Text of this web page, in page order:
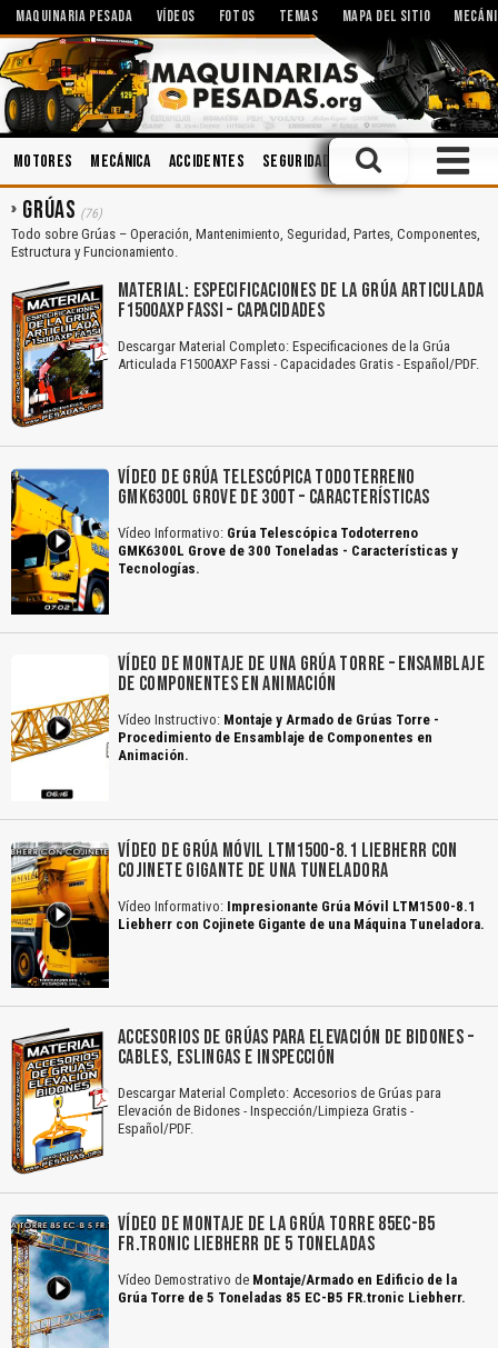
MAQUINARIA PESADA VÍDEOS FOTOS TEMAS MAPA DEL SITIO
Motores Mecánica Accidentes Seguridad Industrial Operación
GRÚAS (76)
Todo sobre Grúas – Operación, Mantenimiento, Seguridad, Partes, Componentes,
Estructura y Funcionamiento.
MATERIAL: ESPECIFICACIONES DE LA GRÚA ARTICULADA
F1500AXP FASSI – CAPACIDADES
Descargar Material Completo: Especificaciones de la Grúa
Articulada F1500AXP Fassi - Capacidades Gratis - Español/PDF.
VÍDEO DE GRÚA TELESCÓPICA TODOTERRENO
GMK6300L GROVE DE 300T – CARACTERÍSTICAS
Vídeo Informativo: Grúa Telescópica Todoterreno
GMK6300L Grove de 300 Toneladas - Características y
Tecnologías.
VÍDEO DE MONTAJE DE UNA GRÚA TORRE – ENSAMBLAJE
DE COMPONENTES EN ANIMACIÓN
Vídeo Instructivo: Montaje y Armado de Grúas Torre -
Procedimiento de Ensamblaje de Componentes en
Animación.
VÍDEO DE GRÚA MÓVIL LTM1500-8.1 LIEBHERR CON
COJINETE GIGANTE DE UNA TUNELADORA
Vídeo Informativo: Impresionante Grúa Móvil LTM1500-8.1
Liebherr con Cojinete Gigante de una Máquina Tuneladora.
ACCESORIOS DE GRÚAS PARA ELEVACIÓN DE BIDONES –
CABLES, ESLINGAS E INSPECCIÓN
Descargar Material Completo: Accesorios de Grúas para
Elevación de Bidones - Inspección/Limpieza Gratis -
Español/PDF.
VÍDEO DE MONTAJE DE LA GRÚA TORRE 85EC-B5
FR.TRONIC LIEBHERR DE 5 TONELADAS
Vídeo Demostrativo de Montaje/Armado en Edificio de la
Grúa Torre de 5 Toneladas 85 EC-B5 FR.tronic Liebherr.